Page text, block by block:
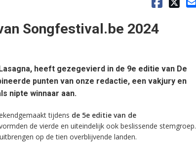
Songfestival.be 2024
heeft gezegevierd in de 9e editie van De
punten van onze redactie, een vakjury en
nipte winnaar aan.
tijdens de 5e editie van de
de vierde en uiteindelijk ook beslissende stemgroep.
op de tien overblijvende landen.